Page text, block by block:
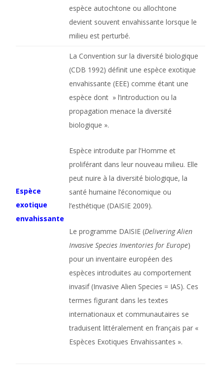
espèce autochtone ou allochtone
devient souvent envahissante lorsque le
milieu est perturbé.
Espèce
exotique
envahissante
La Convention sur la diversité biologique
(CDB 1992) définit une espèce exotique
envahissante (EEE) comme étant une
espèce dont » l’introduction ou la
propagation menace la diversité
biologique ».
Espèce introduite par l’Homme et
proliférant dans leur nouveau milieu. Elle
peut nuire à la diversité biologique, la
santé humaine l’économique ou
l’esthétique (DAISIE 2009).
Le programme DAISIE (Delivering Alien
Invasive Species Inventories for Europe)
pour un inventaire européen des
espèces introduites au comportement
invasif (Invasive Alien Species = IAS). Ces
termes figurant dans les textes
internationaux et communautaires se
traduisent littéralement en français par «
Espèces Exotiques Envahissantes ».